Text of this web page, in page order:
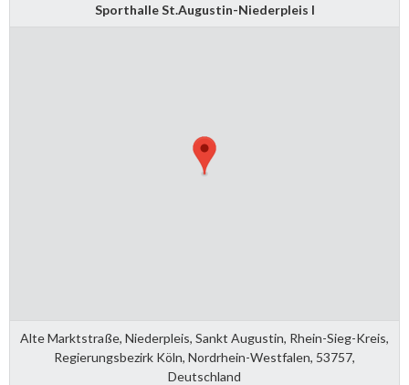
Sporthalle St.Augustin-Niederpleis I
Alte Marktstraße, Niederpleis, Sankt Augustin, Rhein-Sieg-Kreis,
Regierungsbezirk Köln, Nordrhein-Westfalen, 53757,
Deutschland